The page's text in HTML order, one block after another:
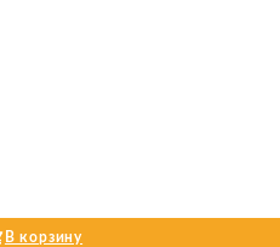
В корзину